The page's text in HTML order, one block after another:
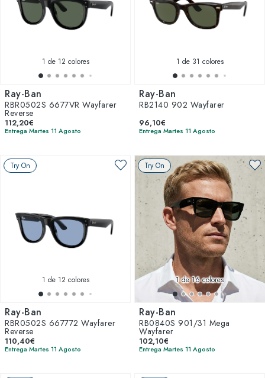
1 de 12 colores
Ray-Ban
RBR0502S 6677VR Wayfarer
Reverse
112,20€
Entrega Martes 11 Agosto
1 de 31 colores
Ray-Ban
RB2140 902 Wayfarer
96,10€
Entrega Martes 11 Agosto
Try On
1 de 12 colores
Ray-Ban
RBR0502S 667772 Wayfarer
Reverse
110,40€
Entrega Martes 11 Agosto
Try On
1de 16 colores
Ray-Ban
RB0840S 901/31 Mega
Wayfarer
102,10€
Entrega Martes 11 Agosto